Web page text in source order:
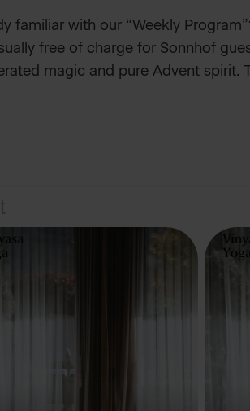
familiar with our “Weekly
free of charge for Sonnhof
magic and pure Advent spirit.